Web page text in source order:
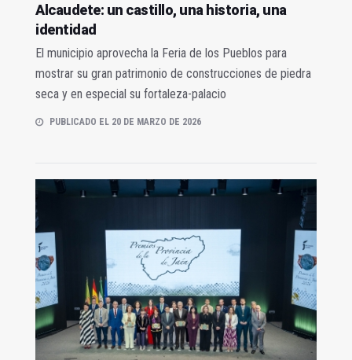
Alcaudete: un castillo, una historia, una
identidad
El municipio aprovecha la Feria de los Pueblos para
mostrar su gran patrimonio de construcciones de piedra
seca y en especial su fortaleza-palacio
PUBLICADO EL 20 DE MARZO DE 2026